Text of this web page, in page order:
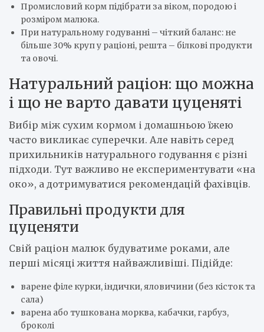
Промисловий корм підібрати за віком, породою і
розміром малюка.
При натуральному годуванні – чіткий баланс: не
більше 30% круп у раціоні, решта – білкові продукти
та овочі.
Натуральний раціон: що можна
і що не варто давати цуценяті
Вибір між сухим кормом і домашньою їжею
часто викликає суперечки. Але навіть серед
прихильників натурального годування є різні
підходи. Тут важливо не експериментувати «на
око», а дотримуватися рекомендацій фахівців.
Правильні продукти для
цуценяти
Свій раціон малюк будуватиме роками, але
перші місяці життя найважливіші. Підійде:
варене філе курки, індички, яловичини (без кісток та
сала)
варена або тушкована морква, кабачки, гарбуз,
броколі